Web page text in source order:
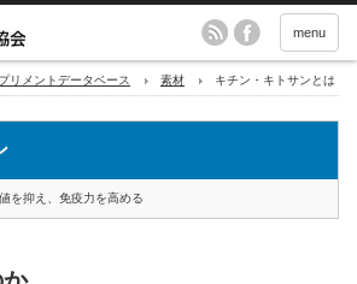
menu
リメントデータベース 素材 キチン・キトサンとは
を抑え、免疫力を高める